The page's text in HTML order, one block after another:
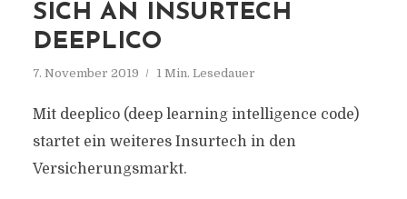
SICH AN INSURTECH
DEEPLICO
7. November 2019 1 Min. Lesedauer
Mit deeplico (deep learning intelligence code)
startet ein weiteres Insurtech in den
Versicherungsmarkt.